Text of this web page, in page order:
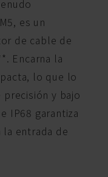
es un
de cable de
Encarna la
lo que lo
precisión y bajo
IP68 garantiza
entrada de